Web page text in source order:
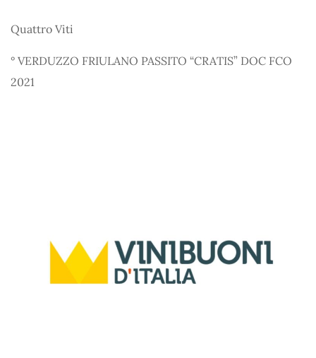
Quattro Viti
° VERDUZZO FRIULANO PASSITO “CRATIS” DOC FCO
2021